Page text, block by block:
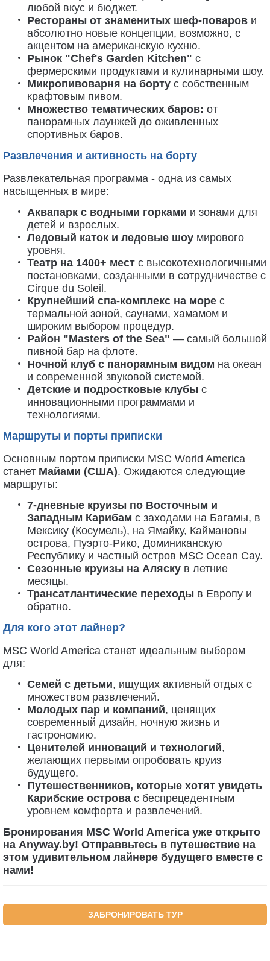
любой вкус и бюджет.
Рестораны от знаменитых шеф-поваров и
абсолютно новые концепции, возможно, с
акцентом на американскую кухню.
Рынок "Chef's Garden Kitchen" с
фермерскими продуктами и кулинарными шоу.
Микропивоварня на борту с собственным
крафтовым пивом.
Множество тематических баров: от
панорамных лаунжей до оживленных
спортивных баров.
Развлечения и активность на борту
Развлекательная программа - одна из самых
насыщенных в мире:
Аквапарк с водными горками и зонами для
детей и взрослых.
Ледовый каток и ледовые шоу мирового
уровня.
Театр на 1400+ мест с высокотехнологичными
постановками, созданными в сотрудничестве с
Cirque du Soleil.
Крупнейший спа-комплекс на море с
термальной зоной, саунами, хамамом и
широким выбором процедур.
Район "Masters of the Sea" — самый большой
пивной бар на флоте.
Ночной клуб с панорамным видом на океан
и современной звуковой системой.
Детские и подростковые клубы с
инновационными программами и
технологиями.
Маршруты и порты приписки
Основным портом приписки MSC World America
станет Майами (США). Ожидаются следующие
маршруты:
7-дневные круизы по Восточным и
Западным Карибам с заходами на Багамы, в
Мексику (Косумель), на Ямайку, Каймановы
острова, Пуэрто-Рико, Доминиканскую
Республику и частный остров MSC Ocean Cay.
Сезонные круизы на Аляску в летние
месяцы.
Трансатлантические переходы в Европу и
обратно.
Для кого этот лайнер?
MSC World America станет идеальным выбором
для:
Семей с детьми, ищущих активный отдых с
множеством развлечений.
Молодых пар и компаний, ценящих
современный дизайн, ночную жизнь и
гастрономию.
Ценителей инноваций и технологий,
желающих первыми опробовать круиз
будущего.
Путешественников, которые хотят увидеть
Карибские острова с беспрецедентным
уровнем комфорта и развлечений.
Бронирования MSC World America уже открыто
на Anyway.by! Отправвьтесь в путешествие на
этом удивительном лайнере будущего вместе с
нами!
ЗАБРОНИРОВАТЬ ТУР